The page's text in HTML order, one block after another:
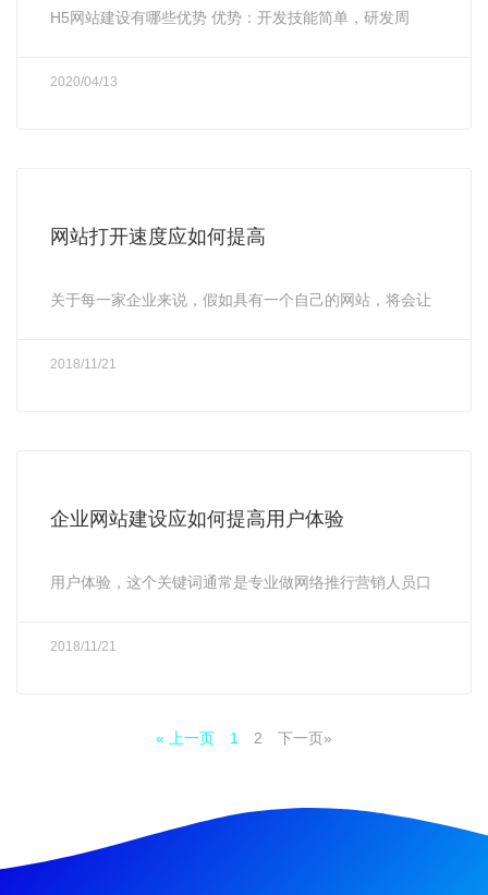
H5网站建设有哪些优势 优势：开发技能简单，研发周
2020/04/13
网站打开速度应如何提高
关于每一家企业来说，假如具有一个自己的网站，将会让
2018/11/21
企业网站建设应如何提高用户体验
用户体验，这个关键词通常是专业做网络推行营销人员口
2018/11/21
« 上一页 1 2 下一页»